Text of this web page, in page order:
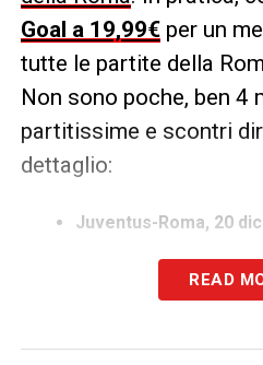
Goal a 19,99€per un
tutte le partite della
Non sono poche, ben 4
partitissime e scontri
dettaglio:
Juventus-Roma, 20
Roma-Genoa, 29
Atalanta-Roma, 3
READ